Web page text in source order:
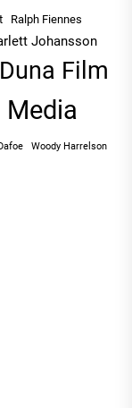
Ralph Fiennes
Johansson
Film
Media
Woody Harrelson